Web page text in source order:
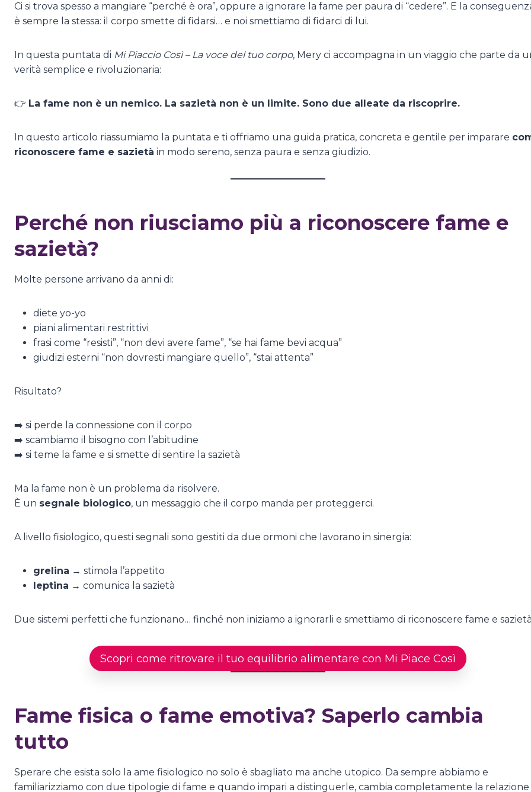
Ci si trova spesso a mangiare “perché è ora”, oppure a ignorare la fame per paura di “cedere”. E la
è sempre la stessa: il corpo smette di fidarsi… e noi smettiamo di fidarci di lui.
In questa puntata di Mi Piaccio Così – La voce del tuo corpo, Mery ci accompagna in un viaggio che parte da
verità semplice e rivoluzionaria:
👉 La fame non è un nemico. La sazietà non è un limite. Sono due alleate da riscoprire.
In questo articolo riassumiamo la puntata e ti offriamo una guida pratica, concreta e gentile per imparare
riconoscere fame e sazietà in modo sereno, senza paura e senza giudizio.
Perché non riusciamo più a riconoscere fame e
sazietà?
Molte persone arrivano da anni di:
diete yo-yo
piani alimentari restrittivi
frasi come “resisti”, “non devi avere fame”, “se hai fame bevi acqua”
giudizi esterni “non dovresti mangiare quello”, “stai attenta”
Risultato?
➡️ si perde la connessione con il corpo
➡️ scambiamo il bisogno con l’abitudine
➡️ si teme la fame e si smette di sentire la sazietà
Ma la fame non è un problema da risolvere.
È un segnale biologico, un messaggio che il corpo manda per proteggerci.
A livello fisiologico, questi segnali sono gestiti da due ormoni che lavorano in sinergia:
grelina → stimola l’appetito
leptina → comunica la sazietà
Due sistemi perfetti che funzionano… finché non iniziamo a ignorarli e smettiamo di riconoscere fame e
Scopri come ritrovare il tuo equilibrio alimentare con Mi Piace Così
Fame fisica o fame emotiva? Saperlo cambia
tutto
Sperare che esista solo la ame fisiologico no solo è sbagliato ma anche utopico. Da sempre abbiamo e
familiarizziamo con due tipologie di fame e quando impari a distinguerle, cambia completamente la relazione